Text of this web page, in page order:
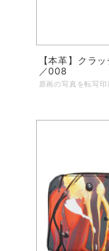
【本革】クラ
／008